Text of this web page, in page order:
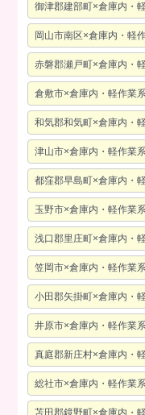
御津郡建部町×倉庫内・
岡山市南区×倉庫内・軽
赤磐郡瀬戸町×倉庫内・
倉敷市×倉庫内・軽作業
和気郡和気町×倉庫内・
津山市×倉庫内・軽作業
都窪郡早島町×倉庫内・
玉野市×倉庫内・軽作業
浅口郡里庄町×倉庫内・
笠岡市×倉庫内・軽作業
小田郡矢掛町×倉庫内・
井原市×倉庫内・軽作業
真庭郡新庄村×倉庫内・
総社市×倉庫内・軽作業